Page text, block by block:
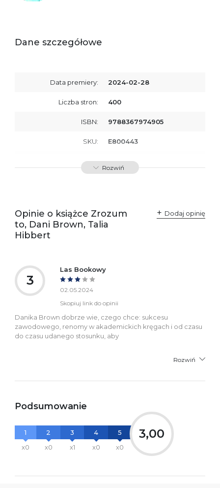
Dane szczegółowe
Data premiery: 2024-02-28
Liczba stron: 400
ISBN: 9788367974905
SKU: E800443
Producent / Osoby
odpowiedzialne za
Wydawnictwo Poznańskie
Sp. z o.o.
Ostrzeżenia oraz
informacje dotyczące
Rozwiń
Opinie o książce Zrozum
to, Dani Brown, Talia
Hibbert
Dodaj opinię
3
Las Bookowy
02.05.2024
Skopiuj link do opinii
Danika Brown dobrze wie, czego chce: sukcesu
zawodowego, renomy w akademickich kręgach i od czasu
do czasu udanego stosunku, aby
Rozwiń
Podsumowanie
1
x0
2
x0
3
x1
4
x0
5
x0
3,00